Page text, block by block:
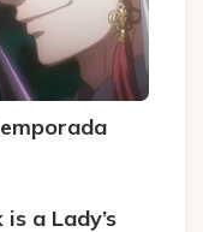
a Lady’s